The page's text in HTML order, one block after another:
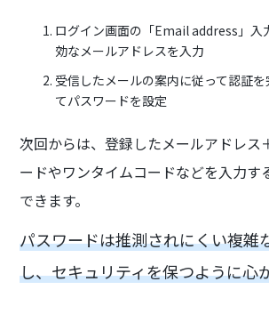
ログイン画面の「Email address」入
効なメールアドレスを入力
受信したメールの案内に従って認証
てパスワードを設定
次回からは、登録したメールアドレス
ードやワンタイムコードなどを入力す
できます。
パスワードは推測されにくい複雑
し、セキュリティを保つように心